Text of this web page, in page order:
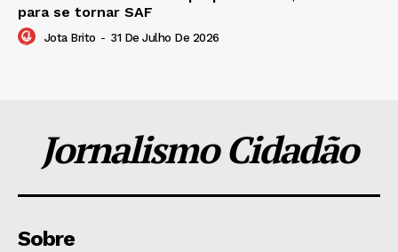
para se tornar SAF
Jota Brito - 31 De Julho De 2026
Jornalismo Cidadão
Sobre